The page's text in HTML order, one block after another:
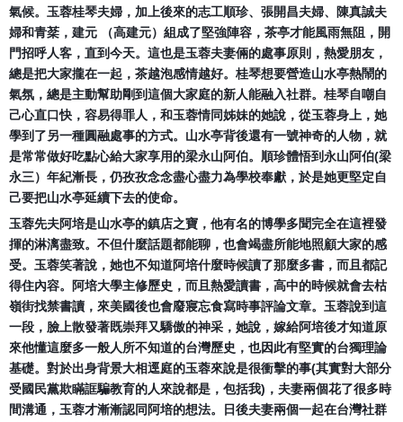
氣候。玉蓉桂琴夫婦， 加上後來的志工順珍、張開昌夫婦、陳真誠夫
婦和青棻，建元 （高建元）組成了堅強陣容，茶亭才能風雨無阻，開
門招呼人客， 直到今天。這也是玉蓉夫妻倆的處事原則，熱愛朋友，
總是把大家攏在一起，茶越泡感情越好。 桂琴想要營造山水亭熱鬧的
氣氛， 總是主動幫助剛到這個大家庭的新人能融入社群。 桂琴自嘲自
己心直口快，容易得罪人，和玉蓉情同姊妹的她說， 從玉蓉身上，她
學到了另一種圓融處事的方式。 山水亭背後還有一號神奇的人物， 就
是常常做好吃點心給大家享用的梁永山阿伯。 順珍體悟到永山阿伯(梁
永三）年紀漸長， 仍孜孜念念盡心盡力為學校奉獻， 於是她更堅定自
己要把山水亭延續下去的使命。
玉蓉先夫阿培是山水亭的鎮店之寶， 他有名的博學多聞完全在這裡發
揮的淋漓盡致。 不但什麼話題都能聊，也會竭盡所能地照顧大家的感
受。 玉蓉笑著說，她也不知道阿培什麼時候讀了那麼多書， 而且都記
得住內容。阿培大學主修歷史，而且熱愛讀書， 高中的時候就會去枯
嶺街找禁書讀， 來美國後也會廢寢忘食寫時事評論文章。玉蓉說到這
一段， 臉上散發著既崇拜又驕傲的神采，她說， 嫁給阿培後才知道原
來他懂這麼多一般人所不知道的台灣歷史， 也因此有堅實的台獨理論
基礎。 對於出身背景大相逕庭的玉蓉來說是很衝擊的事(其實對大部分
受國民黨欺瞞誆騙教育的人來說都是，包括我)， 夫妻兩個花了很多時
間溝通，玉蓉才漸漸認同阿培的想法。
日後夫妻兩個一起在台灣社群